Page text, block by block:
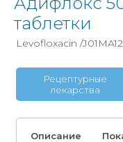
таблетки
Levofloxacin /
Рецептурные
лекарства
Описание